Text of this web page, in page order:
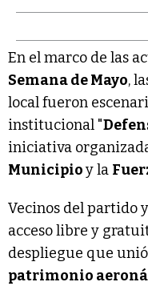
En el marco de las
Semana de Mayo,
local fueron
institucional "
iniciativa
Municipioy la
Vecinos del partido
acceso libre y
despliegue que unió
patrimonio